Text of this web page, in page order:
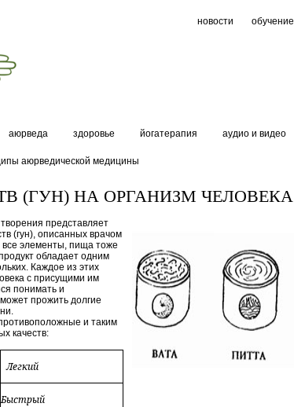
новости обучение
аюрведа здоровье йогатерапия аудио и видео
аюрведической медицины
(ГУН) НА ОРГАНИЗМ ЧЕЛОВЕКА
представляет
(гун), описанных врачом
все элементы, пища тоже
обладает одним
Каждое из этих
с присущими им
понимать и
прожить долгие
и таким
качеств:
Легкий
Быстрый